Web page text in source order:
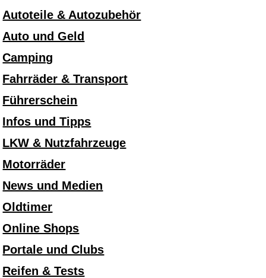
Autoteile & Autozubehör
Auto und Geld
Camping
Fahrräder & Transport
Führerschein
Infos und Tipps
LKW & Nutzfahrzeuge
Motorräder
News und Medien
Oldtimer
Online Shops
Portale und Clubs
Reifen & Tests